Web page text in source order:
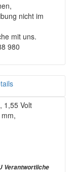
nicht im
mit uns.
980
1,55 Volt
Verantwortliche